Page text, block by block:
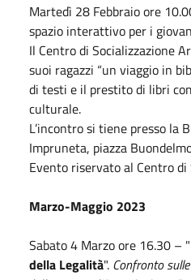
Martedì 28 Febbraioore
spazio interattivo per i
Il Centro di Socializzazione
suoi ragazzi “un viaggio in
di testi e il prestito di libri
culturale.
L’incontro si tiene presso la
Impruneta, piazza
Evento riservato al Centro di
Marzo-Maggio 2023
Sabato4 Marzoore 16.30 – "
della Legalità". Confronto